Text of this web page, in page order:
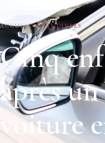
ACCUEIL FAITS DIVERS
Cinq
après
voiture